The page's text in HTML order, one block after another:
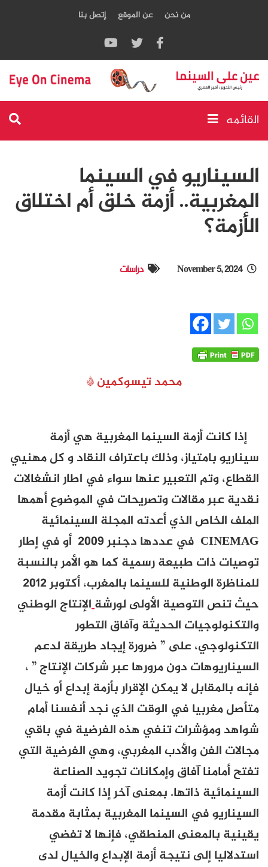
عن الموقع إتصل بنا
في السينما
أزمة خلق أم اختلاق
دراسات
محمد تيسوكمين *
السينما المغربية هي أزمة
وذلك باعتراف النقاد و كل مهنيي
التعبير عنها سواء في اطار انشغالات
مقالات وتصريحات في الموضوع أهمها
الذي أعدته المجلة السينمائية
CINEMAG في عددها دجنبر 2009 أو في إطار
طبيعة رسمية كما هو الأمر بالنسبة
للسينما بالمغرب، أكتوبر 2012
الأولى لورشةالإنتاج الوطني
الحديثة وآفاق التطور
على ” ضرورة إيجاد طريقة لدعم
دون مرورها عبر شركات الإنتاج ” ،
لا يمكن الإقرار بأزمة إبداع أو خيال
في الوقت الذي نجد أنفسنا أمام
تنفي هذه الفرضية في باقي
والأدب المغربي، وهي الفرضية التي
آفاق وإمكانات تجويد الصناعة
ذاتها. بمعنى آخر إذا كانت أزمة
في السينما المغربية بمثابة مقدمة
المنطقي، فإنها لا تفضي
نتيجة أزمة الإبداع والخيال لدى